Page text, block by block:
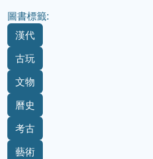
圖書標籤:
漢代
古玩
文物
曆史
考古
藝術